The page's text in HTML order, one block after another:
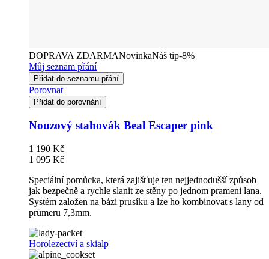
DOPRAVA ZDARMANovinkaNáš tip-8%
Můj seznam přání
Přidat do seznamu přání
Porovnat
Přidat do porovnání
Nouzový stahovák Beal Escaper pink
1 190 Kč
1 095 Kč
Speciální pomůcka, která zajišťuje ten nejjednodušší způsob
jak bezpečně a rychle slanit ze stěny po jednom prameni lana.
Systém založen na bázi prusíku a lze ho kombinovat s lany od
průmeru 7,3mm.
Horolezectví a skialp